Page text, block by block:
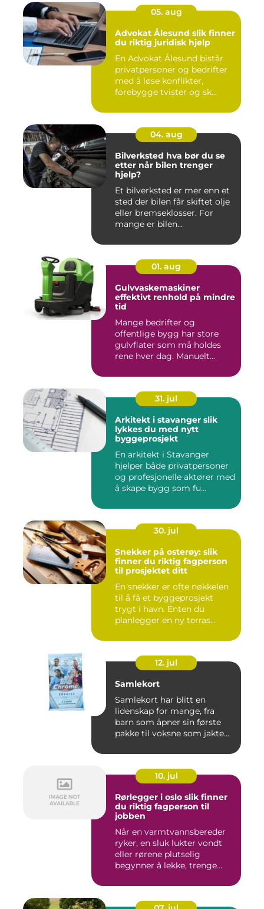
05. aug
Advokat Ålesund slik finner
du riktig juridisk hjelp
En Advokat Ålesund bistår
privatpersoner og bedrifter
med å løse konflikter,
forebygge tvister og sk...
04. aug
Bilverksted hva bør du se
etter når bilen trenger
hjelp?
Et bilverksted er mer enn et
sted der bilen får skiftet olje
eller bremseklosser. For
mange er bilen...
01. aug
Gulvvaskemaskiner
effektivt renhold på mindre
tid
Mange bedrifter og
offentlige bygg har store
gulvflater som må holdes
rene hver dag. Manuelt
31. jul
Arkitekt i stavanger slik
lykkes du med nytt
byggeprosjekt
En arkitekt i Stavanger
hjelper både privatpersoner
og profesjonelle aktører med
å skape bygg som fu...
30. jul
Snekker på osterøy: slik
finner du riktig fagperson
til prosjektet ditt
En snekker er ofte nøkkelen
til å få et byggeprosjekt
trygt i havn. Enten du
planlegger en ny terras...
12. jul
Samlekort
Samlekort har blitt en
lidenskap for mange, fra
barn som åpner sin første
pakke til voksne som jakte...
10. jul
Rørlegger i oslo slik finner
du riktig fagperson til
jobben
Når en varmtvannsbereder
ryker, en sluk lukter vondt
eller rørene plutselig
begynner å lekke, trenge...